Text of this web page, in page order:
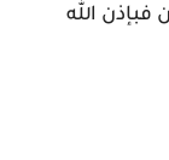
فبإذن الله